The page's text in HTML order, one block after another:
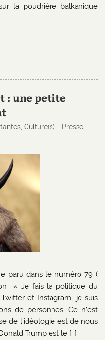
la poudrière balkanique
: une petite
,Culture(s) - Presse -
paru dans le numéro 79 (
« Je fais la politique du
et Instagram, je suis
de personnes. Ce n’est
de l’idéologie est de nous
Trump est le […]